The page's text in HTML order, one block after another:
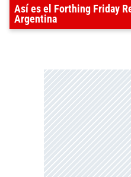
Así es el Forthing Friday
Argentina